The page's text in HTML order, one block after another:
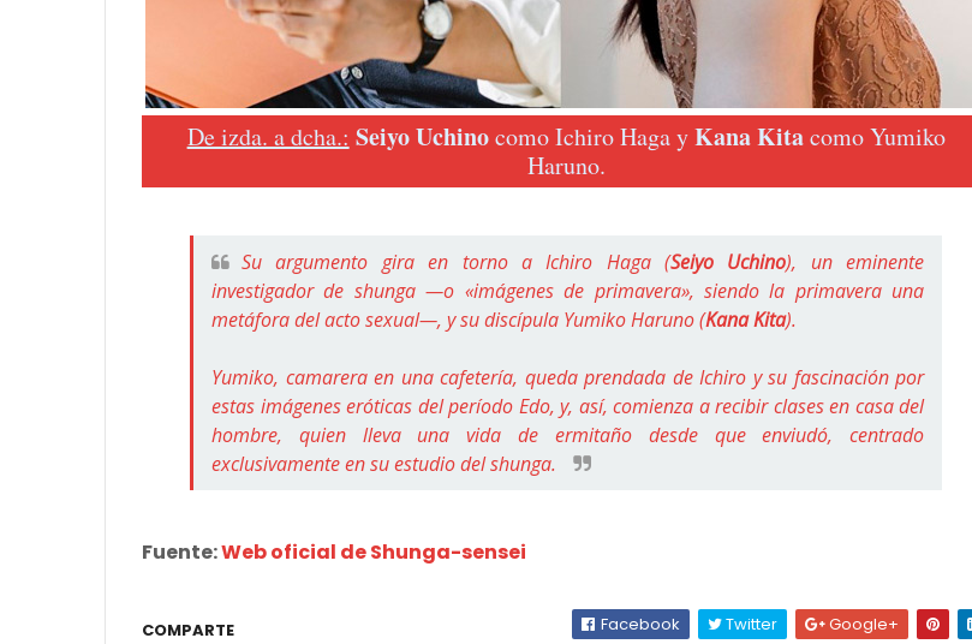
De izda. a dcha.: Seiyo Uchinocomo Ichiro Haga yKana Kitacomo Yumiko
Haruno.
Su argumento gira en torno a Ichiro Haga (Seiyo Uchino), un eminente
investigador de shunga —o «imágenes de primavera», siendo la primavera una
metáfora del acto sexual—, y su discípula Yumiko Haruno (Kana Kita).
Yumiko, camarera en una cafetería, queda prendada de Ichiro y su fascinación por
estas imágenes eróticas del período Edo, y, así, comienza a recibir clases en casa del
hombre, quien lleva una vida de ermitaño desde que enviudó, centrado
exclusivamente en su estudio del shunga.
Fuente:Web oficial de Shunga-sensei
COMPARTE Facebook Twitter Google+